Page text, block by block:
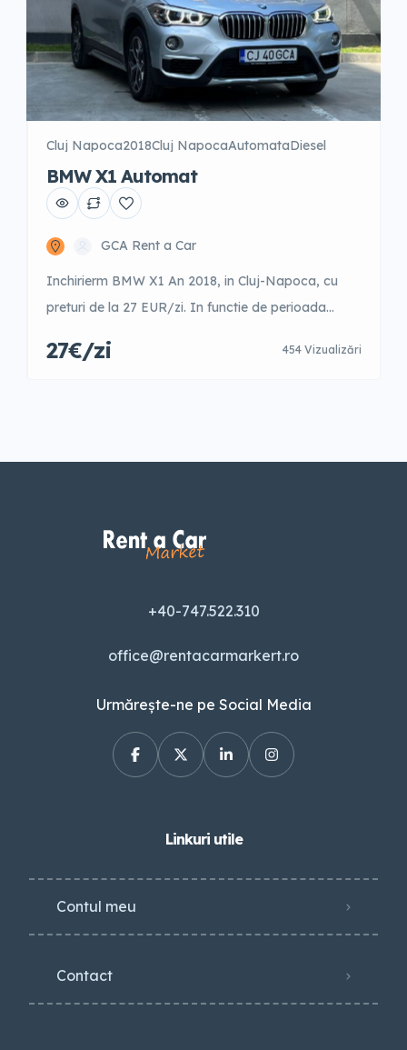
Cluj Napoca2018Cluj NapocaAutomataDiesel
BMW X1 Automat
GCA Rent a Car
Inchirierm BMW X1 An 2018, in Cluj-Napoca, cu
preturi de la 27 EUR/zi. In functie de perioada
zile- 34 EUR/zi 15-21 zile- 31 EUR/zi 22-30 zile- 29
27€/zi 454 Vizualizări
+40-747.522.310
office@rentacarmarkert.ro
Urmărește-ne pe Social Media
Linkuri utile
Contul meu
Contact